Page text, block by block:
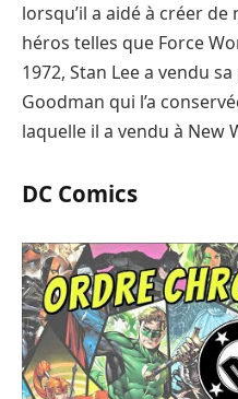
lorsqu’il a aidé à créer
héros telles que Force
1972, Stan Lee a vendu
Goodman qui l’a
laquelle il a vendu à New
DC Comics